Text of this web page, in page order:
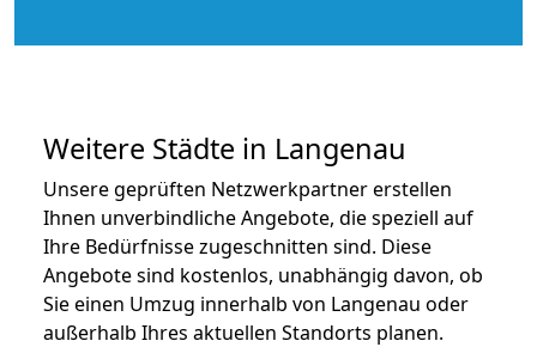
Weitere Städte in Langenau
Unsere geprüften Netzwerkpartner erstellen
Ihnen unverbindliche Angebote, die speziell auf
Ihre Bedürfnisse zugeschnitten sind. Diese
Angebote sind kostenlos, unabhängig davon, ob
Sie einen Umzug innerhalb von Langenau oder
außerhalb Ihres aktuellen Standorts planen.